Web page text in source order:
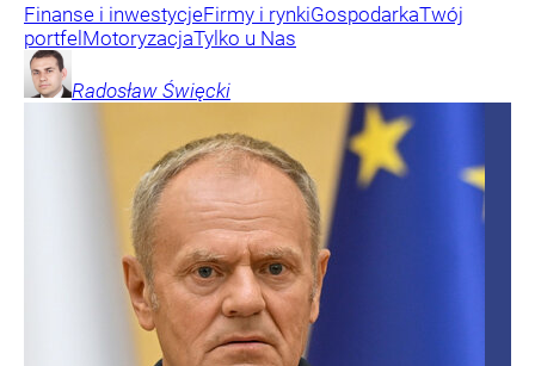
Finanse i inwestycjeFirmy i rynkiGospodarkaTwój
portfelMotoryzacjaTylko u Nas
Radosław Święcki